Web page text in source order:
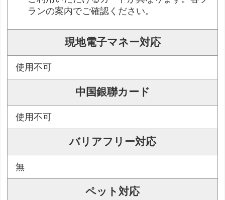
ランの案内でご確認ください。
現地電子マネー対応
使用不可
中国銀聯カード
使用不可
バリアフリー対応
無
ペット対応